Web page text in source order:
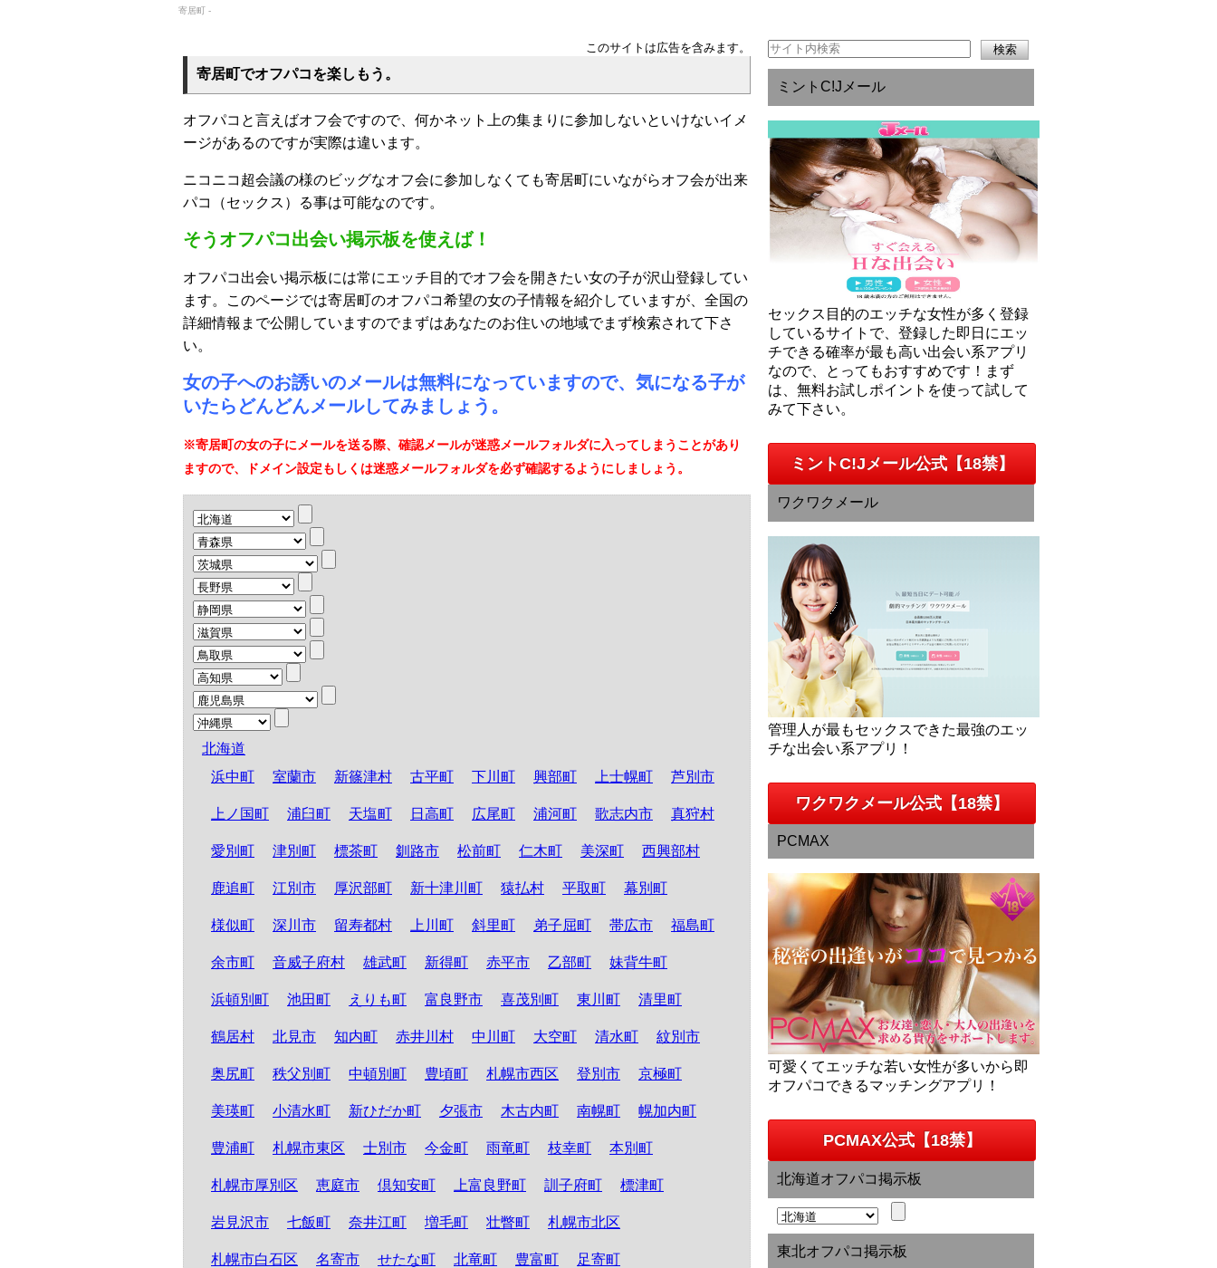
寄居町 -
このサイトは広告を含みます。
寄居町でオフパコを楽しもう。
オフパコと言えばオフ会ですので、何かネット上の集まりに参加しないといけないイメ
ージがあるのですが実際は違います。
ニコニコ超会議の様のビッグなオフ会に参加しなくても寄居町にいながらオフ会が出来
パコ（セックス）る事は可能なのです。
そうオフパコ出会い掲示板を使えば！
オフパコ出会い掲示板には常にエッチ目的でオフ会を開きたい女の子が沢山登録してい
ます。このページでは寄居町のオフパコ希望の女の子情報を紹介していますが、全国の
詳細情報まで公開していますのでまずはあなたのお住いの地域でまず検索されて下さ
い。
女の子へのお誘いのメールは無料になっていますので、気になる子が
いたらどんどんメールしてみましょう。
※寄居町の女の子にメールを送る際、確認メールが迷惑メールフォルダに入ってしまうことがあり
ますので、ドメイン設定もしくは迷惑メールフォルダを必ず確認するようにしましょう。
北海道
浜中町
室蘭市 新篠津村 古平町 下川町 興部町 上士幌町 芦別市
上ノ国町 浦臼町 天塩町 日高町 広尾町 浦河町 歌志内市 真狩村
愛別町 津別町 標茶町 釧路市 松前町 仁木町 美深町 西興部村
鹿追町 江別市 厚沢部町 新十津川町 猿払村 平取町 幕別町
様似町 深川市 留寿都村 上川町 斜里町 弟子屈町 帯広市 福島町
余市町 音威子府村 雄武町 新得町 赤平市 乙部町 妹背牛町
浜頓別町 池田町 えりも町 富良野市 喜茂別町 東川町 清里町
鶴居村 北見市 知内町 赤井川村 中川町 大空町 清水町 紋別市
奥尻町 秩父別町 中頓別町 豊頃町 札幌市西区 登別市 京極町
美瑛町 小清水町 新ひだか町 夕張市 木古内町 南幌町 幌加内町
豊浦町 札幌市東区 士別市 今金町 雨竜町 枝幸町 本別町
札幌市厚別区 恵庭市 倶知安町 上富良野町 訓子府町 標津町
岩見沢市 七飯町 奈井江町 増毛町 壮瞥町 札幌市北区
札幌市白石区 名寄市 せたな町 北竜町 豊富町 足寄町
ミントC!Jメール
セックス目的のエッチな女性が多く登録
しているサイトで、登録した即日にエッ
チできる確率が最も高い出会い系アプリ
なので、とってもおすすめです！まず
は、無料お試しポイントを使って試して
みて下さい。
ミントC!Jメール公式【18禁】
ワクワクメール
管理人が最もセックスできた最強のエッ
チな出会い系アプリ！
ワクワクメール公式【18禁】
PCMAX
可愛くてエッチな若い女性が多いから即
オフパコできるマッチングアプリ！
PCMAX公式【18禁】
北海道オフパコ掲示板
東北オフパコ掲示板